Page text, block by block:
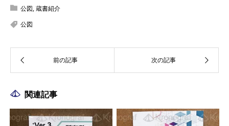
公図,蔵書紹介
公図
関連記事